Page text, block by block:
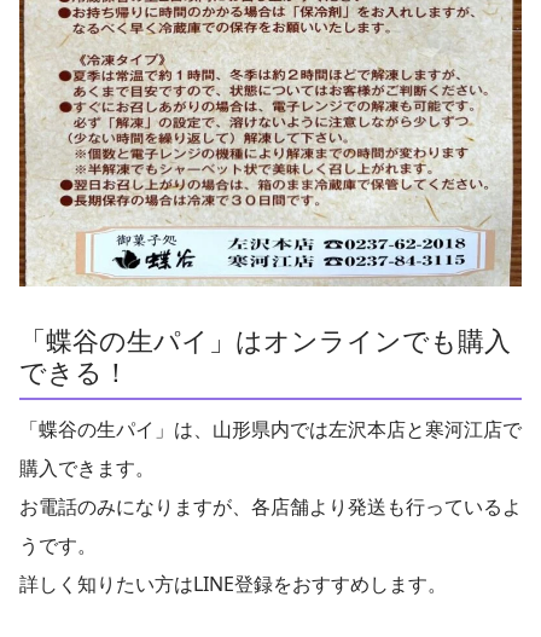
「蝶谷の生パイ」はオンラインでも購入
できる！
「蝶谷の生パイ」は、山形県内では左沢本店と寒河江店で
購入できます。
お電話のみになりますが、各店舗より発送も行っているよ
うです。
詳しく知りたい方はLINE登録をおすすめします。